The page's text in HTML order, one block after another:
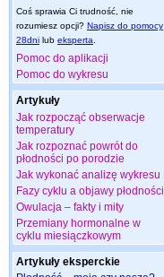
Coś sprawia Ci trudność, nie
rozumiesz opcji? Napisz do pomocy
28dni lub eksperta
Pomoc do aplikacji
Pomoc do wykresu
Artykuły
Jak rozpocząć obserwacje
temperatury
Jak rozpoznać powrót do
płodności po porodzie
Jak wykonać analizę wykresu
Fazy cyklu a objawy płodności
Owulacja – fakty i mity
Przemiany hormonalne w
cyklu miesiączkowym
Artykuły eksperckie